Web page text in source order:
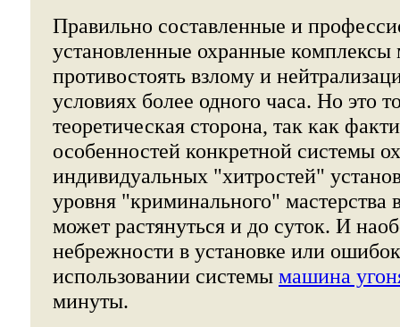
Правильно составленные и
установленные охранные комплексы
противостоять взлому и
условиях более одного часа. Но это
теоретическая сторона, так как
особенностей конкретной системы
индивидуальных "хитростей"
уровня "криминального" мастерства
может растянуться и до суток. И
небрежности в установке или
использовании системы машина
минуты.